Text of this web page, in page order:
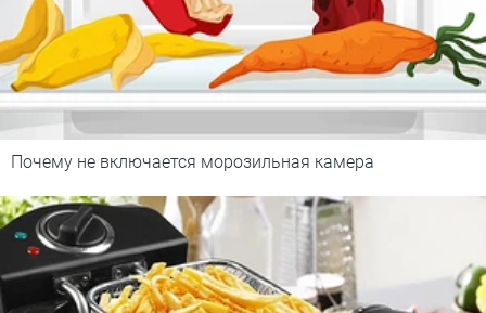
Почему не включается морозильная камера